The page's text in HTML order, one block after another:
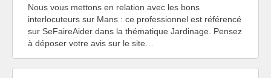
Nous vous mettons en relation avec les bons
interlocuteurs sur Mans : ce professionnel est référencé
sur SeFaireAider dans la thématique Jardinage. Pensez
à déposer votre avis sur le site…